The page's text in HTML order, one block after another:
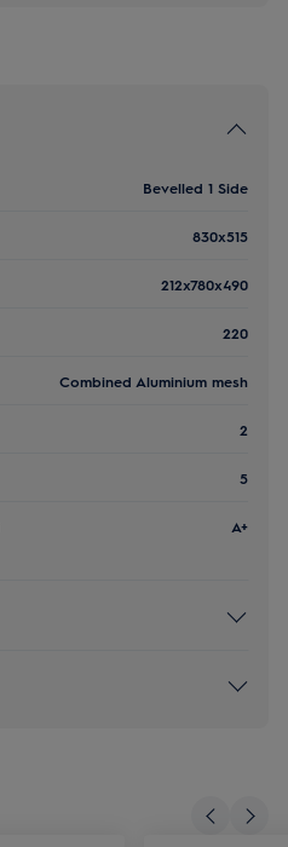
Bevelled 1 Side
830x515
212x780x490
220
Combined Aluminium mesh
2
5
A+